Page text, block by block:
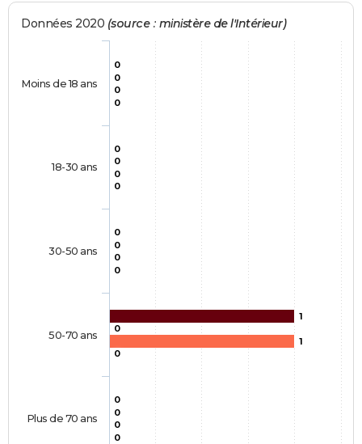
Données 2020 (source : ministère de l'Intérieur)
0
0
0
1
0
0
0
0
0
0
0
0
0
1
0
0
0
0
0
0
Moins de 18 ans
18-30 ans
30-50 ans
50-70 ans
Plus de 70 ans